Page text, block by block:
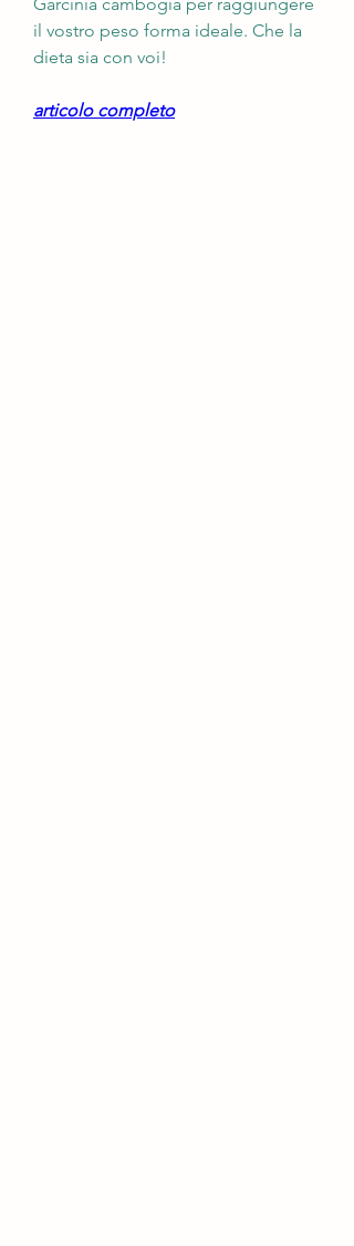
il vostro peso forma ideale. Che la
dieta sia con voi!
articolo completo